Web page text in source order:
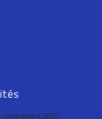
confinement 2020